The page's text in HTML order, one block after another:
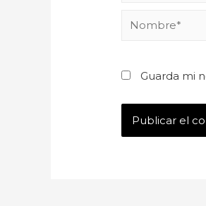
Guarda mi